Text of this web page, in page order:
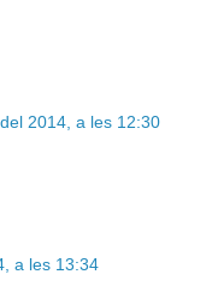
2014, a les 12:30
a les 13:34